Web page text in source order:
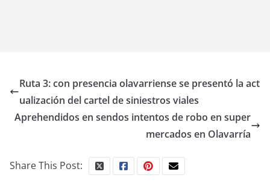
Ruta 3: con presencia olavarriense se presentó la act
ualización del cartel de siniestros viales
Aprehendidos en sendos intentos de robo en super
mercados en Olavarría
Share This Post: